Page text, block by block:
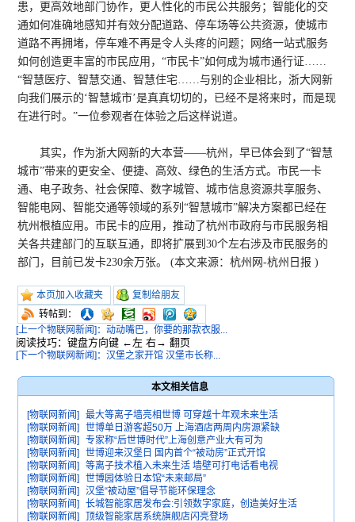
患，更高效地部门协作，更人性化的市民公共服务；智能化的交
通如何准确地感知并有效分配道路、停车场等公共资源，使城市
道路不再拥堵，停车难不再是令人头疼的问题；网络一站式服务
如何创造更丰富的市民应用，“市民卡”如何成为城市通行证……
“智慧医疗、智慧交通、智慧住宅……与别的企业相比，浙大网新
向我们展示的‘智慧城市’是真真切切的，已经不是将来时，而是现
在进行时。”一位参观者在体验之后这样说道。
其实，作为浙大网新的大本营——杭州，早已体会到了“智慧
城市”带来的更安全、便捷、高效、绿色的生活方式。市民一卡
通、电子政务、社会保障、数字城管、城市信息资源共享服务、
智能电网、智能交通等领域的系列“智慧城市”解决方案都已经在
杭州根植应用。市民卡的应用，推动了杭州市政府与市民服务相
关各共建部门的互联互通，即将扩展到30个左右涉及市民服务的
部门，目前已发卡230余万张。 (本文来源：杭州网-杭州日报 )
本页加入收藏夹
复制给朋友
转帖到：
[上一个物联网新闻]：动动嘴巴，你要的那款衣服...
阅读技巧：键盘方向键 ←左 右→ 翻页
[下一个物联网新闻]：汉堡之家开馆 汉堡市长称...
本文相关信息
[物联网新闻]
最大等离子墙亮相世博 可穿越十年观未来生活
[物联网新闻]
世博单日游客超50万 上海酒店两周内房源紧缺
[物联网新闻]
专家称“后世博时代”上海创意产业大有可为
[物联网新闻]
世博迎来汉堡日 国内首个“被动房”正式开馆
[物联网新闻]
等离子技术植入未来生活 墙壁可打电话看电视
[物联网新闻]
世博园体验日本馆“未来邮局”
[物联网新闻]
汉堡“被动屋”倡导节能环保理念
[物联网新闻]
长城智能家居发布会:引领数字家庭，创造美好生活
[物联网新闻]
顶级智能家居系统旗舰店闪亮登场